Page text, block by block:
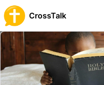
CrossTalk
Inicio
Archivo de Preguntas
Antiguo Testamento
Profetas Mayores